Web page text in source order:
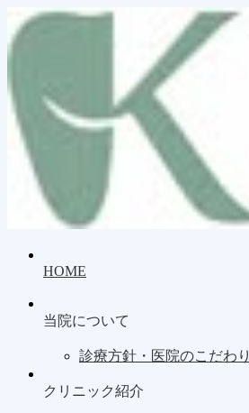
HOME
当院について
診療方針・医院のこだわり
クリニック紹介